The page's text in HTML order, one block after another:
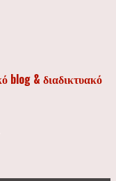
blog & διαδικτυακό